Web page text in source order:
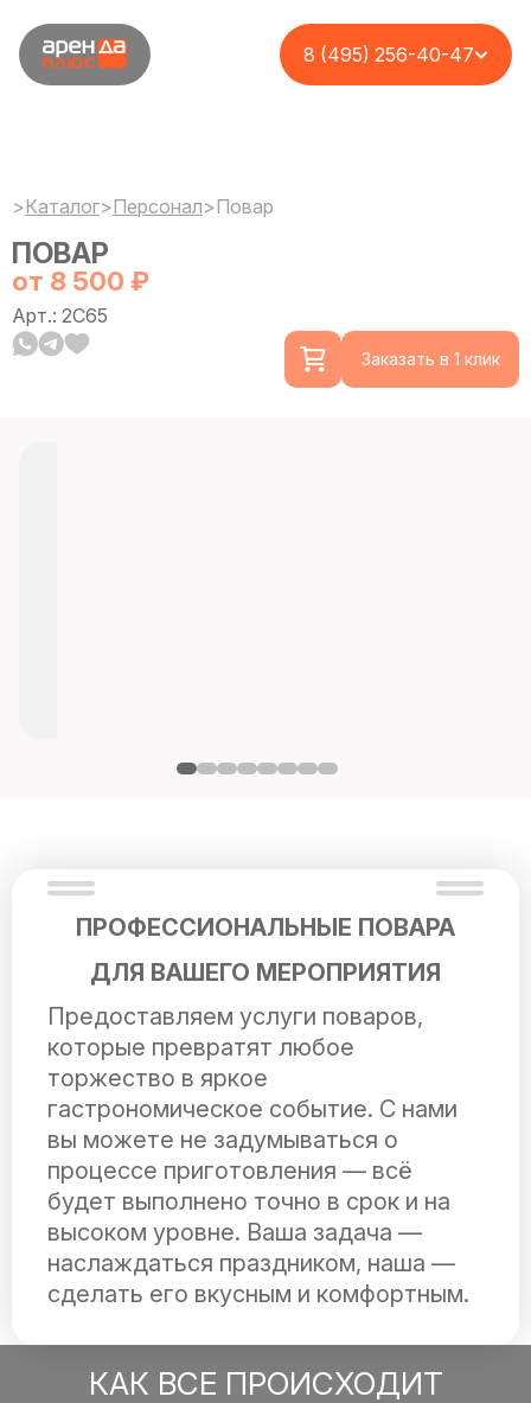
8 (495) 256-40-47
>Каталог>Персонал>Повар
ПОВАР
от 8 500 ₽
Арт.: 2C65
Заказать в 1 клик
ПРОФЕССИОНАЛЬНЫЕ ПОВАРА
ДЛЯ ВАШЕГО МЕРОПРИЯТИЯ
Предоставляем услуги поваров,
которые превратят любое
торжество в яркое
гастрономическое событие. С нами
вы можете не задумываться о
процессе приготовления — всё
будет выполнено точно в срок и на
высоком уровне. Ваша задача —
наслаждаться праздником, наша —
сделать его вкусным и комфортным.
КАК ВСЕ ПРОИСХОДИТ